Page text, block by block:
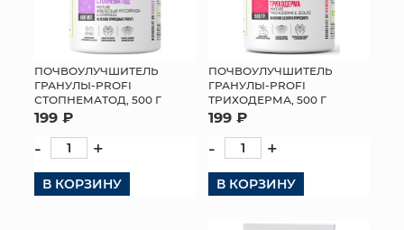
ПОЧВОУЛУЧШИТЕЛЬ
ГРАНУЛЫ-PROFI
СТОПНЕМАТОД, 500 Г
199 ₽
- +
В КОРЗИНУ
ПОЧВОУЛУЧШИТЕЛЬ
ГРАНУЛЫ-PROFI
ТРИХОДЕРМА, 500 Г
199 ₽
- +
В КОРЗИНУ